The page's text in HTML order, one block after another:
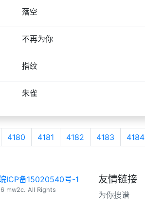
落空
不再为你
指纹
朱雀
4180 4181 4182 4183 4184
ICP备15020540号-1
mw2c. All Rights
友情链接
为你搜谱